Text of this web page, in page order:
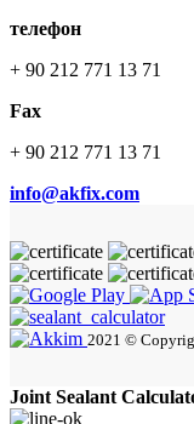
телефон
+ 90 212 771 13 71
Fax
+ 90 212 771 13 71
info@akfix.com
2021 ©
Joint Sealant